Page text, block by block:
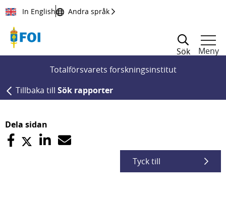
Till innehållet
In English Andra språk
Sök
Meny
Totalförsvarets forskningsinstitut
Tillbaka till Sök rapporter
Dela sidan
Tyck till